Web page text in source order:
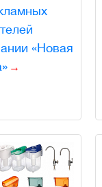
«Новая